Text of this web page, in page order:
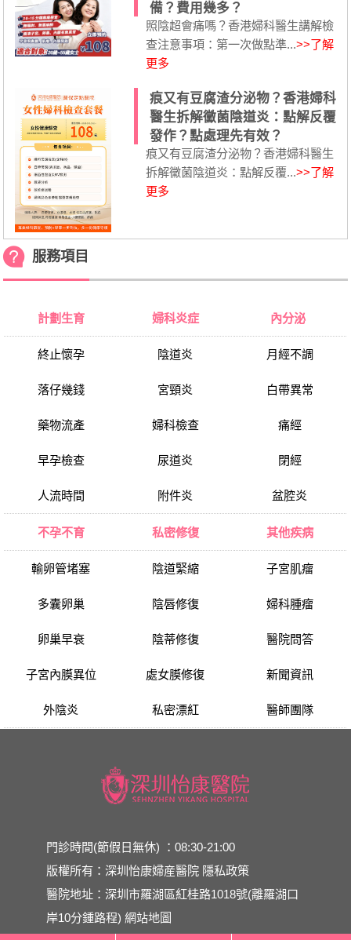
備？費用幾多？
照陰超會痛嗎？香港婦科醫生講解檢
查注意事項：第一次做點準...>>了解
更多
痕又有豆腐渣分泌物？香港婦科
醫生拆解黴菌陰道炎：點解反覆
發作？點處理先有效？
痕又有豆腐渣分泌物？香港婦科醫生
拆解黴菌陰道炎：點解反覆...>>了解
更多
服務項目
計劃生育
終止懷孕
落仔幾錢
藥物流產
早孕檢查
人流時間
婦科炎症
陰道炎
宮頸炎
婦科檢查
尿道炎
附件炎
內分泌
月經不調
白帶異常
痛經
閉經
盆腔炎
不孕不育
輸卵管堵塞
多囊卵巢
卵巢早衰
子宮內膜異位
外陰炎
私密修復
陰道緊縮
陰唇修復
陰蒂修復
處女膜修復
私密漂紅
其他疾病
子宮肌瘤
婦科腫瘤
醫院問答
新聞資訊
醫師團隊
門診時間(節假日無休) ：08:30-21:00
版權所有：深圳怡康婦産醫院 隱私政策
醫院地址：深圳市羅湖區紅桂路1018號(離羅湖口
岸10分鍾路程)網站地圖